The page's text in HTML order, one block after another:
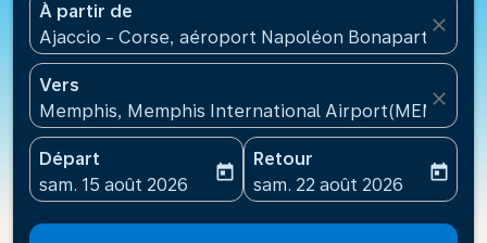
À partir de
Ajaccio - Corse, aéroport Napoléon
close
Vers
Memphis, Memphis International Airport(MEM),
close
Départ
fc-booking-departure-date-aria-label
sam. 15 août 2026
today
Retour
fc-booking-return-date-
sam. 22 août 2026
today